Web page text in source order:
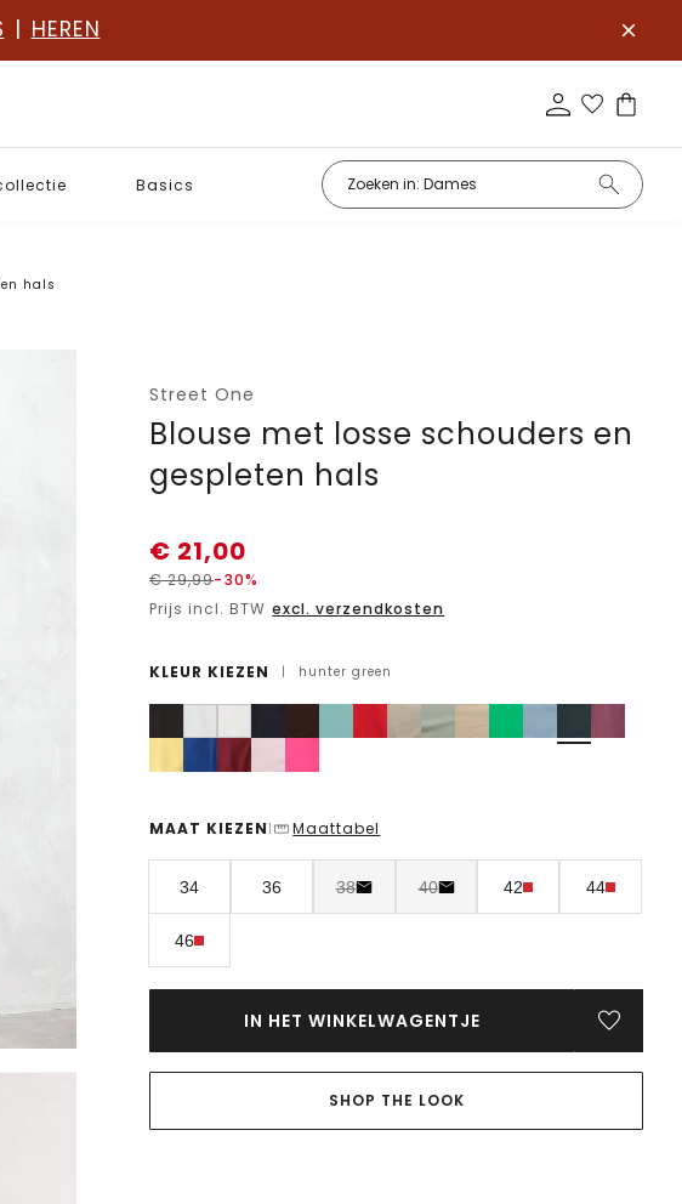
| HEREN
Basics
hals
Street One
Blouse met losse schouders en
gespleten hals
€ 21,00
€29,99-30%
Prijs incl. BTW excl. verzendkosten
KLEUR KIEZEN | hunter green
MAAT KIEZEN | Maattabel
34 36 38 40 42 44
46
IN HET WINKELWAGENTJE
SHOP THE LOOK